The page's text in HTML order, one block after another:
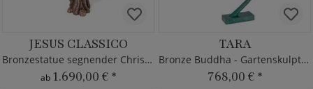
JESUS CLASSICO
Bronzestatue segnender Christus
ab 1.690,00 € *
TARA
Bronze Buddha - Gartenskulptur
768,00 € *